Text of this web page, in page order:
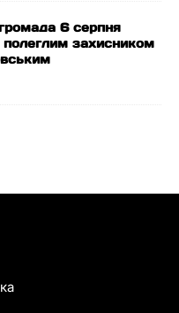
6 серпня
полеглим захисником